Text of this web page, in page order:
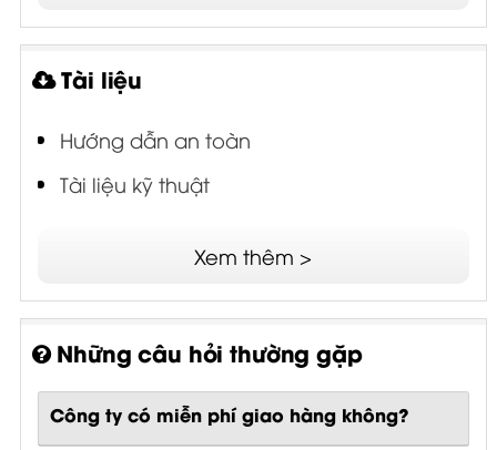
Tài liệu
Hướng dẫn an toàn
Tài liệu kỹ thuật
Xem thêm >
Những câu hỏi thường gặp
Công ty có miễn phí giao hàng không?